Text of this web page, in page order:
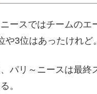
ースではチームのエ
や3位はあったけれど。
パリ～ニースは最終
。